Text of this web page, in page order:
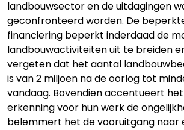
landbouwsector en de uitdagingen
geconfronteerd worden. De
financiering beperkt inderdaad de
landbouwactiviteiten uit te breiden
vergeten dat het aantal
is van 2 miljoen na de oorlog tot
vandaag. Bovendien accentueert
erkenning voor hun werk de
belemmert het de vooruitgang naar